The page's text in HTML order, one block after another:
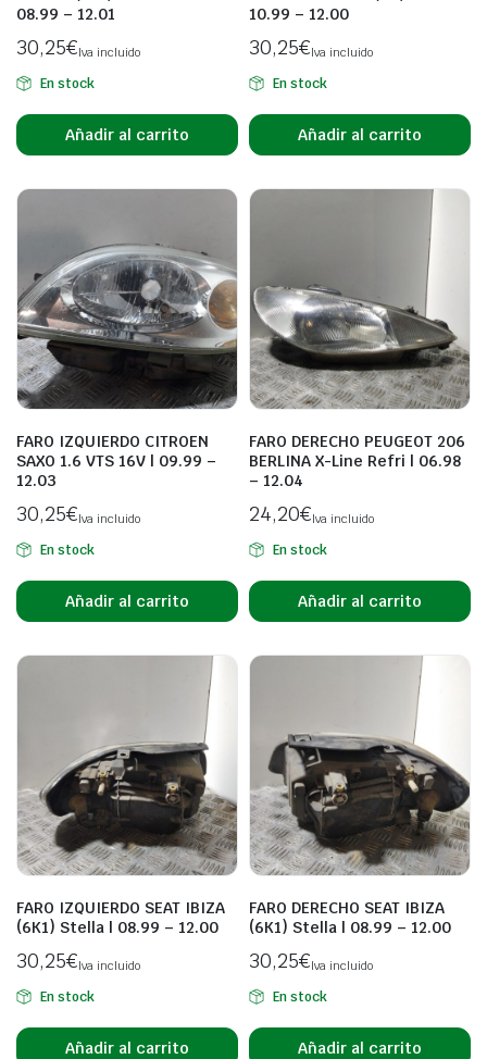
08.99 – 12.01
30,25€Iva incluido
En stock
Añadir al carrito
10.99 – 12.00
30,25€Iva incluido
En stock
Añadir al carrito
FARO IZQUIERDO CITROEN
SAXO 1.6 VTS 16V | 09.99 –
12.03
30,25€Iva incluido
En stock
Añadir al carrito
FARO DERECHO PEUGEOT 206
BERLINA X-Line Refri | 06.98
– 12.04
24,20€Iva incluido
En stock
Añadir al carrito
FARO IZQUIERDO SEAT IBIZA
(6K1) Stella | 08.99 – 12.00
30,25€Iva incluido
En stock
Añadir al carrito
FARO DERECHO SEAT IBIZA
(6K1) Stella | 08.99 – 12.00
30,25€Iva incluido
En stock
Añadir al carrito